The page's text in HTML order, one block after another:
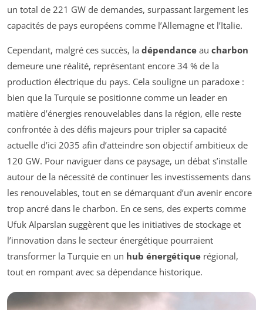
un total de 221 GW de demandes, surpassant largement les
capacités de pays européens comme l’Allemagne et l’Italie.
Cependant, malgré ces succès, la dépendance au charbon
demeure une réalité, représentant encore 34 % de la
production électrique du pays. Cela souligne un paradoxe :
bien que la Turquie se positionne comme un leader en
matière d’énergies renouvelables dans la région, elle reste
confrontée à des défis majeurs pour tripler sa capacité
actuelle d’ici 2035 afin d’atteindre son objectif ambitieux de
120 GW. Pour naviguer dans ce paysage, un débat s’installe
autour de la nécessité de continuer les investissements dans
les renouvelables, tout en se démarquant d’un avenir encore
trop ancré dans le charbon. En ce sens, des experts comme
Ufuk Alparslan suggèrent que les initiatives de stockage et
l’innovation dans le secteur énergétique pourraient
transformer la Turquie en un hub énergétique régional,
tout en rompant avec sa dépendance historique.